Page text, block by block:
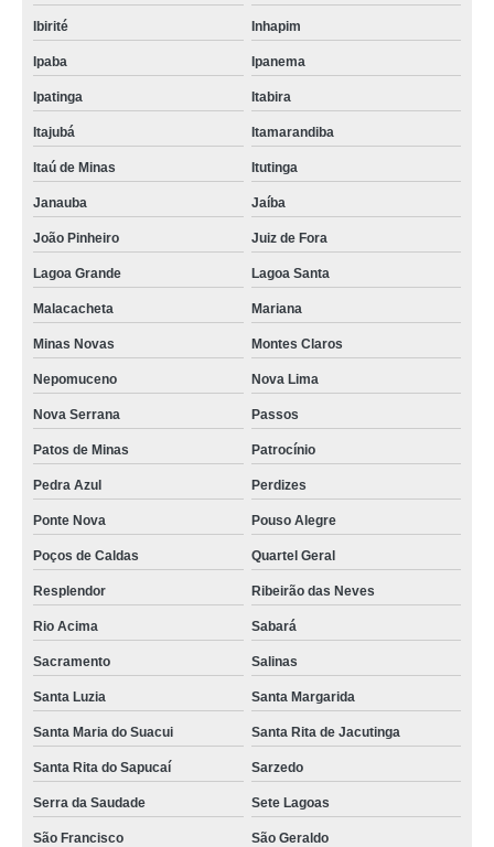
Ibirité Inhapim
Ipaba Ipanema
Ipatinga Itabira
Itajubá Itamarandiba
Itaú de Minas Itutinga
Janauba Jaíba
João Pinheiro Juiz de Fora
Lagoa Grande Lagoa Santa
Malacacheta Mariana
Minas Novas Montes Claros
Nepomuceno Nova Lima
Nova Serrana Passos
Patos de Minas Patrocínio
Pedra Azul Perdizes
Ponte Nova Pouso Alegre
Poços de Caldas Quartel Geral
Resplendor Ribeirão das Neves
Rio Acima Sabará
Sacramento Salinas
Santa Luzia Santa Margarida
Santa Maria do Suacui Santa Rita de Jacutinga
Santa Rita do Sapucaí Sarzedo
Serra da Saudade Sete Lagoas
São Francisco São Geraldo